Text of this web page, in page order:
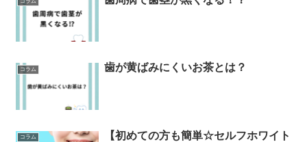
コラム 歯が黄ばみにくいお茶とは？
コラム
【初めての方も簡単☆セルフホワイト